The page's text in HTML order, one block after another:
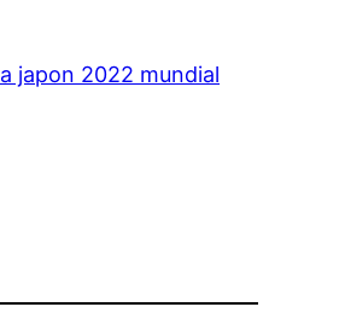
japon 2022 mundial